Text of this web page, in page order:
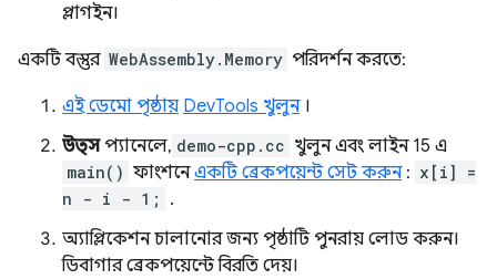
প্লাগইন।
একটি বস্তুর WebAssembly.Memory পরিদর্শন করতে:
এই ডেমো পৃষ্ঠায় DevTools খুলুন।
উত্সপ্যানেলে, demo-cpp.cc খুলুন এবং লাইন 15 এ
main() ফাংশনেএকটি ব্রেকপয়েন্ট সেট করুন: x[i] =
n - i - 1;
.
অ্যাপ্লিকেশন চালানোর জন্য পৃষ্ঠাটি পুনরায় লোড করুন।
ডিবাগার ব্রেকপয়েন্টে বিরতি দেয়।